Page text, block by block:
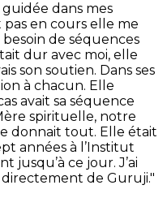
guidée dans mes
en cours elle me
de séquences
dur avec moi, elle
son soutien. Dans ses
à chacun. Elle
avait sa séquence
spirituelle, notre
donnait tout. Elle était
années à l’Institut
jusqu’à ce jour. J’ai
de Guruji."